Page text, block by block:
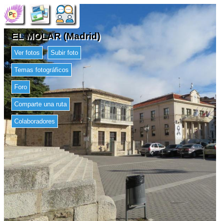
EL MOLAR (Madrid)
Ver fotos Subir foto
Temas fotográficos
Foro
Comparte una ruta
Colaboradores